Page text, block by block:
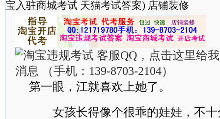
宝入驻商城考试 天猫考试答案) 店铺装修
第一眼，江就喜欢上她了。
女孩长得像个很乖的娃娃，不十